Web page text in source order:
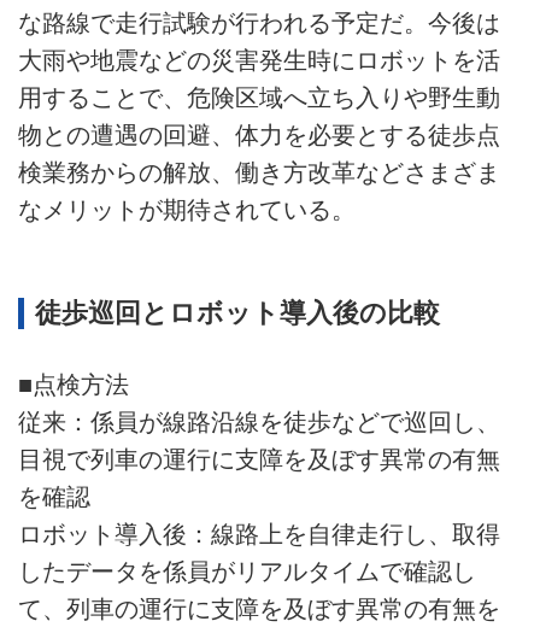
な路線で走行試験が行われる予定だ。今後は
大雨や地震などの災害発生時にロボットを活
用することで、危険区域へ立ち入りや野生動
物との遭遇の回避、体力を必要とする徒歩点
検業務からの解放、働き方改革などさまざま
なメリットが期待されている。
徒歩巡回とロボット導入後の比較
■点検方法
従来：係員が線路沿線を徒歩などで巡回し、
目視で列車の運行に支障を及ぼす異常の有無
を確認
ロボット導入後：線路上を自律走行し、取得
したデータを係員がリアルタイムで確認し
て、列車の運行に支障を及ぼす異常の有無を